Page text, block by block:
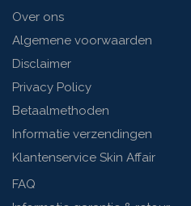
Over ons
Algemene voorwaarden
Disclaimer
Privacy Policy
Betaalmethoden
Informatie verzendingen
Klantenservice Skin Affair
FAQ